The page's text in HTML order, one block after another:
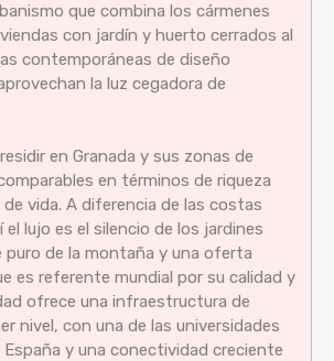
que combina los cármenes
con jardín y huerto cerrados al
contemporáneas de diseño
la luz cegadora de
en Granada y sus zonas de
en términos de riqueza
vida. A diferencia de las costas
el lujo es el silencio de los jardines
puro de la montaña y una oferta
es referente mundial por su calidad y
ofrece una infraestructura de
nivel, con una de las universidades
y una conectividad creciente